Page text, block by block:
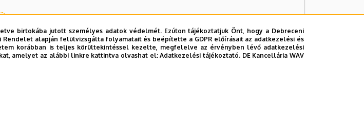
birtokába jutott személyes adatok védelmét. Ezúton tájékoztatjuk Önt, hogy a Debreceni
alapján felülvizsgálta folyamatait és beépítette a GDPR előírásait az adatkezelési és
korábban is teljes körültekintéssel kezelte, megfelelve az érvényben lévő adatkezelési
amelyet az alábbi linkre kattintva olvashat el:Adatkezelési tájékoztató. DE Kancellária WAV